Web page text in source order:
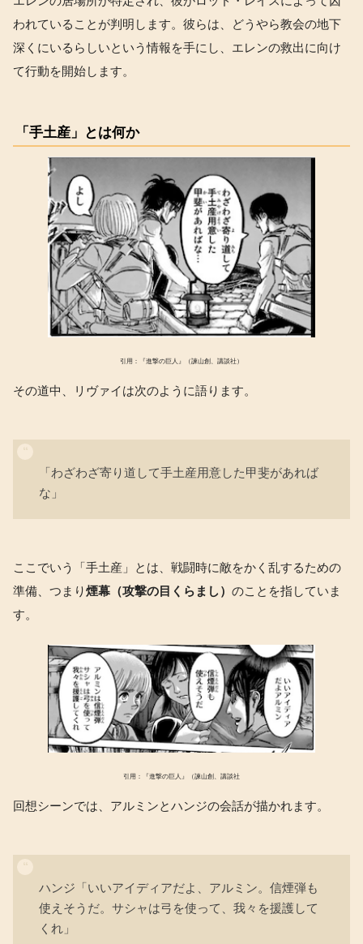
われていることが判明します。彼らは、どうやら教会の地下
深くにいるらしいという情報を手にし、エレンの救出に向け
て行動を開始します。
「手土産」とは何か
引用：『進撃の巨人』（諫山創、講談社）
その道中、リヴァイは次のように語ります。
「わざわざ寄り道して手土産用意した甲斐があれば
な」
ここでいう「手土産」とは、戦闘時に敵をかく乱するための
準備、つまり煙幕（攻撃の目くらまし） のことを指していま
す。
引用：『進撃の巨人』（諫山創、講談社
回想シーンでは、アルミンとハンジの会話が描かれます。
ハンジ「いいアイディアだよ、アルミン。信煙弾も
使えそうだ。サシャは弓を使って、我々を援護して
くれ」